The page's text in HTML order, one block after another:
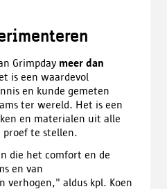
Grimpday meer dan
is een waardevol
en kunde gemeten
ter wereld. Het is een
en materialen uit alle
proef te stellen.
die het comfort en de
en van
verhogen," aldus kpl. Koen